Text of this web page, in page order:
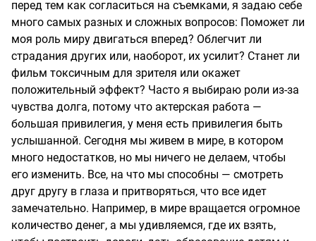
перед тем как согласиться на съемками, я задаю себе
много самых разных и сложных вопросов: Поможет ли
моя роль миру двигаться вперед? Облегчит ли
страдания других или, наоборот, их усилит? Станет ли
фильм токсичным для зрителя или окажет
положительный эффект? Часто я выбираю роли из-за
чувства долга, потому что актерская работа —
большая привилегия, у меня есть привилегия быть
услышанной. Сегодня мы живем в мире, в котором
много недостатков, но мы ничего не делаем, чтобы
его изменить. Все, на что мы способны — смотреть
друг другу в глаза и притворяться, что все идет
замечательно. Например, в мире вращается огромное
количество денег, а мы удивляемся, где их взять,